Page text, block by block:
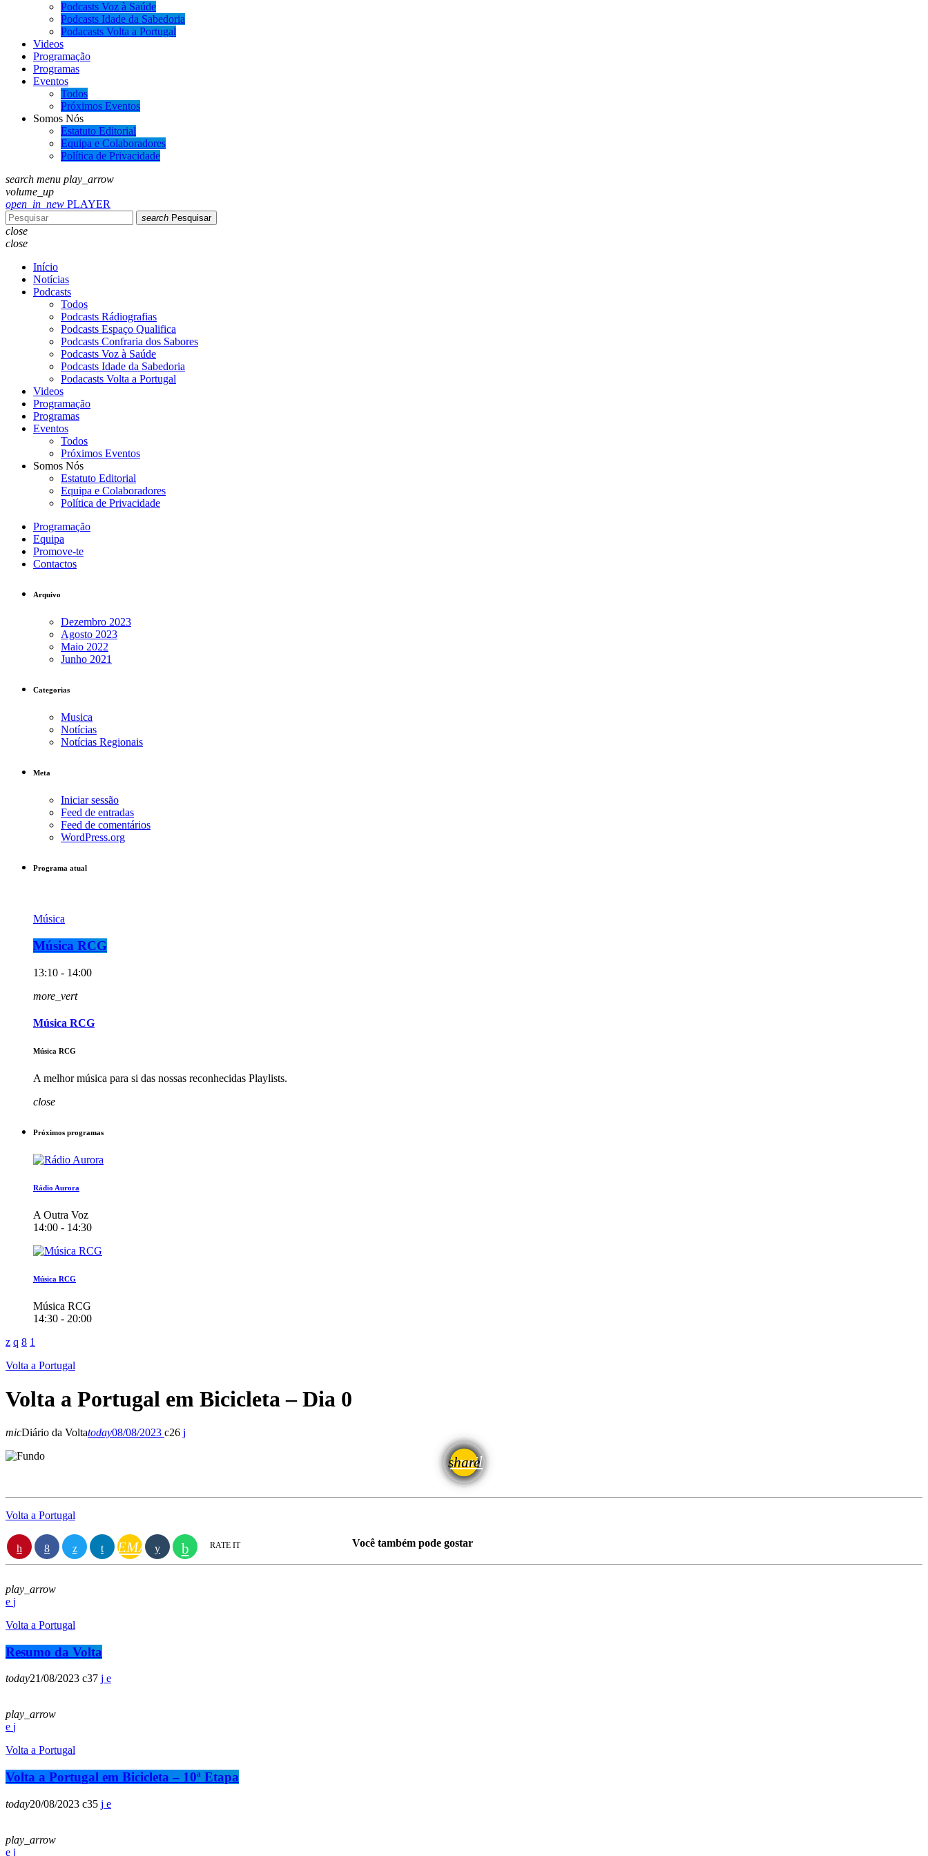
Podcasts Voz à Saúde
Podcasts Idade da Sabedoria
Podacasts Volta a Portugal
Videos
Programação
Programas
Eventos
Todos
Próximos Eventos
Somos Nós
Estatuto Editorial
Equipa e Colaboradores
Política de Privacidade
search menu play_arrow
volume_up
open_in_new PLAYER
search Pesquisar
close
close
Início
Notícias
Podcasts
Todos
Podcasts Rádiografias
Podcasts Espaço Qualifica
Podcasts Confraria dos Sabores
Podcasts Voz à Saúde
Podcasts Idade da Sabedoria
Podacasts Volta a Portugal
Videos
Programação
Programas
Eventos
Todos
Próximos Eventos
Somos Nós
Estatuto Editorial
Equipa e Colaboradores
Política de Privacidade
Programação
Equipa
Promove-te
Contactos
Arquivo
Dezembro 2023
Agosto 2023
Maio 2022
Junho 2021
Categorias
Musica
Notícias
Notícias Regionais
Meta
Iniciar sessão
Feed de entradas
Feed de comentários
WordPress.org
Programa atual
Música
Música RCG
13:10 - 14:00
more_vert
Música RCG
Música RCG
A melhor música para si das nossas reconhecidas Playlists.
close
Próximos programas
Rádio Aurora
A Outra Voz
14:00 - 14:30
Música RCG
Música RCG
14:30 - 20:00
Volta a Portugal
Volta a Portugal em Bicicleta – Dia 0
micDiário da Voltatoday08/08/2023 26
share
email
Volta a Portugal
EMAIL RATE IT Você também pode gostar
play_arrow
Volta a Portugal
Resumo da Volta
today21/08/2023 37
play_arrow
Volta a Portugal
Volta a Portugal em Bicicleta – 10ª Etapa
today20/08/2023 35
play_arrow